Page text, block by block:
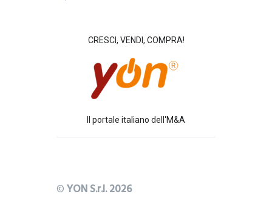
CRESCI, VENDI, COMPRA!
Il portale italiano dell'M&A
©YON S.r.l. 2026